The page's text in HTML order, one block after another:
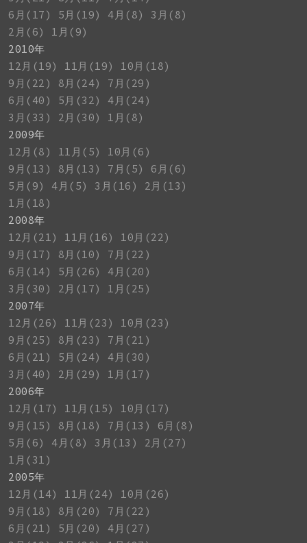
6月(17)
5月(19) 4月(8)
3月(8)
2月(6)
1月(9)
2010年
12月(19)
11月(19)
10月(18)
9月(22)
8月(24)
7月(29)
6月(40)
5月(32)
4月(24)
3月(33)
2月(30)
1月(8)
2009年
12月(8)
11月(5)
10月(6)
9月(13)
8月(13) 7月(5)
6月(6)
5月(9)
4月(5) 3月(16)
2月(13)
1月(18)
2008年
12月(21)
11月(16)
10月(22)
9月(17)
8月(10)
7月(22)
6月(14)
5月(26)
4月(20)
3月(30)
2月(17)
1月(25)
2007年
12月(26)
11月(23)
10月(23)
9月(25)
8月(23)
7月(21)
6月(21)
5月(24)
4月(30)
3月(40)
2月(29)
1月(17)
2006年
12月(17)
11月(15)
10月(17)
9月(15)
8月(18) 7月(13)
6月(8)
5月(6)
4月(8) 3月(13)
2月(27)
1月(31)
2005年
12月(14)
11月(24)
10月(26)
9月(18)
8月(20)
7月(22)
6月(21)
5月(20)
4月(27)